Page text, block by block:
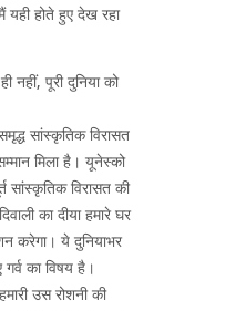
होते हुए देख रहा
नहीं, पूरी दुनिया को
सांस्कृतिक विरासत
मिला है। यूनेस्को
सांस्कृतिक विरासत की
का दीया हमारे घर
करेगा। ये दुनियाभर
का विषय है।
उस रोशनी की